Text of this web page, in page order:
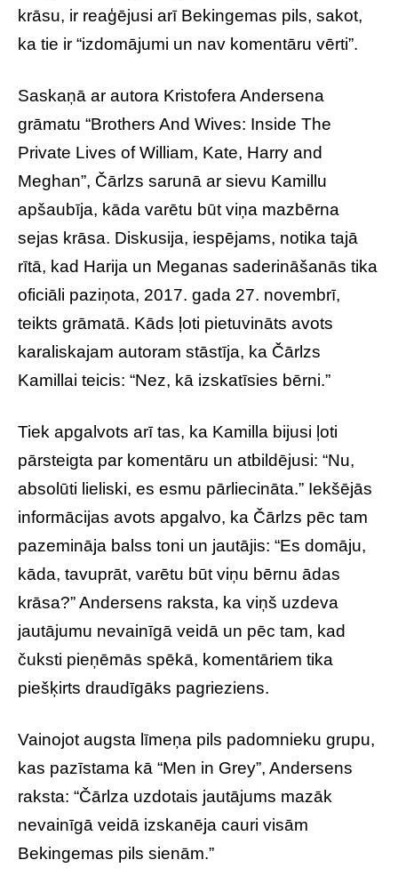
krāsu, ir reaģējusi arī Bekingemas pils, sakot,
ka tie ir “izdomājumi un nav komentāru vērti”.
Saskaņā ar autora Kristofera Andersena
grāmatu “Brothers And Wives: Inside The
Private Lives of William, Kate, Harry and
Meghan”, Čārlzs sarunā ar sievu Kamillu
apšaubīja, kāda varētu būt viņa mazbērna
sejas krāsa. Diskusija, iespējams, notika tajā
rītā, kad Harija un Meganas saderināšanās tika
oficiāli paziņota, 2017. gada 27. novembrī,
teikts grāmatā. Kāds ļoti pietuvināts avots
karaliskajam autoram stāstīja, ka Čārlzs
Kamillai teicis: “Nez, kā izskatīsies bērni.”
Tiek apgalvots arī tas, ka Kamilla bijusi ļoti
pārsteigta par komentāru un atbildējusi: “Nu,
absolūti lieliski, es esmu pārliecināta.” Iekšējās
informācijas avots apgalvo, ka Čārlzs pēc tam
pazemināja balss toni un jautājis: “Es domāju,
kāda, tavuprāt, varētu būt viņu bērnu ādas
krāsa?” Andersens raksta, ka viņš uzdeva
jautājumu nevainīgā veidā un pēc tam, kad
čuksti pieņēmās spēkā, komentāriem tika
piešķirts draudīgāks pagrieziens.
Vainojot augsta līmeņa pils padomnieku grupu,
kas pazīstama kā “Men in Grey”, Andersens
raksta: “Čārlza uzdotais jautājums mazāk
nevainīgā veidā izskanēja cauri visām
Bekingemas pils sienām.”